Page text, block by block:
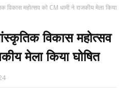
विकास महोत्सव को CM धामी ने राजकीय मेला किया
विकास महोत्सव
मेला किया घोषित